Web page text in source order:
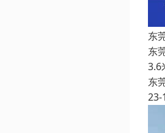
东
东
3.6
东
23-